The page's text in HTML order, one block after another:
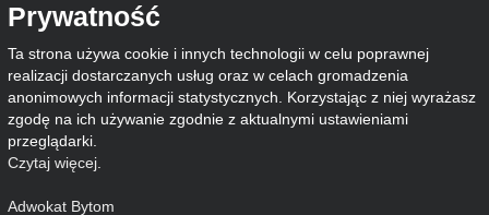
Prywatność
Ta strona używa cookie i innych technologii w celu poprawnej
realizacji dostarczanych usług oraz w celach gromadzenia
anonimowych informacji statystycznych. Korzystając z niej wyrażasz
zgodę na ich używanie zgodnie z aktualnymi ustawieniami
przeglądarki.
Czytaj więcej
Adwokat Bytom